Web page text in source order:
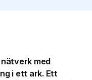
med
i ett ark. Ett